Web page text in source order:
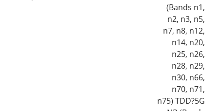
(Bands n1,
n2, n3, n5,
n7, n8, n12,
n14, n20,
n25, n26,
n28, n29,
n30, n66,
n70, n71,
n75) TDD?5G